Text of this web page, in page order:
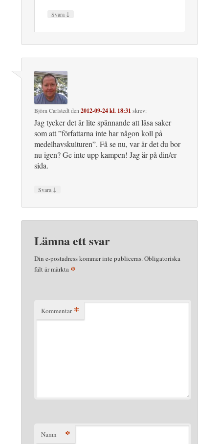
Svara ↓
Björn Carlstedtden2012-09-24 kl. 18:31 skrev:
Jag tycker det är lite spännande att läsa saker
som att ”författarna inte har någon koll på
medelhavskulturen”. Få se nu, var är det du bor
nu igen? Ge inte upp kampen! Jag är på din/er
sida.
Svara ↓
Lämna ett svar
Din e-postadress kommer inte publiceras.Obligatoriska
fält är märkta *
Kommentar *
Namn *